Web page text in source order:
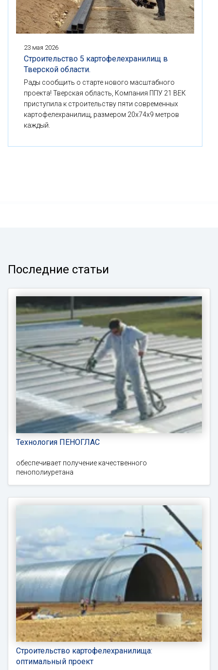
23 мая 2026
Строительство 5 картофелехранилищ в
Тверской области.
Рады сообщить о старте нового масштабного
проекта! Тверская область, Компания ППУ 21 ВЕК
приступила к строительству пяти современных
картофелехранилищ, размером 20x74x9 метров
каждый.
Последние статьи
Технология ПЕНОГЛАС
обеспечивает получение качественного
пенополиуретана
Строительство картофелехранилища:
оптимальный проект